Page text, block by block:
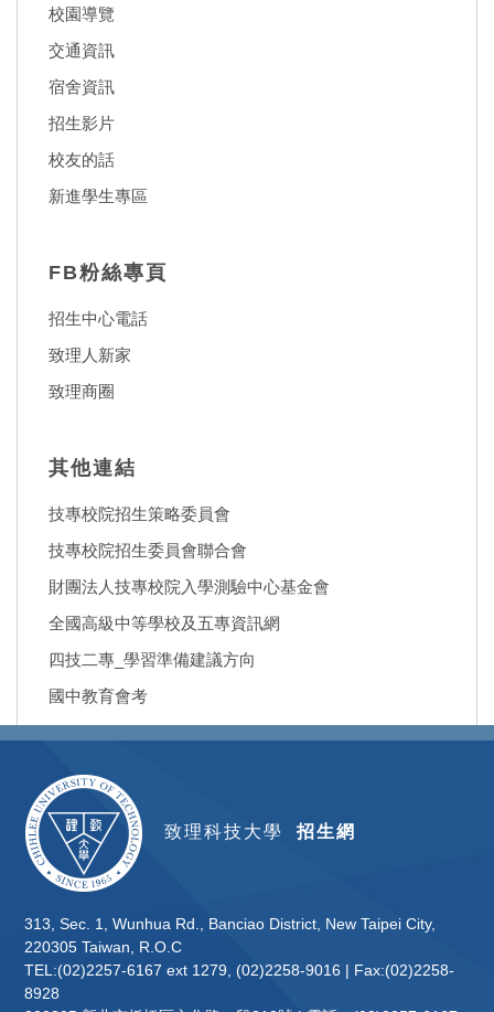
校園導覽
交通資訊
宿舍資訊
招生影片
校友的話
新進學生專區
FB粉絲專頁
招生中心電話
致理人新家
致理商圈
其他連結
技專校院招生策略委員會
技專校院招生委員會聯合會
財團法人技專校院入學測驗中心基金會
全國高級中等學校及五專資訊網
四技二專_學習準備建議方向
國中教育會考
致理科技大學招生網
313, Sec. 1, Wunhua Rd., Banciao District, New Taipei City,
220305 Taiwan, R.O.C
TEL:(02)2257-6167 ext 1279, (02)2258-9016 | Fax:(02)2258-
8928